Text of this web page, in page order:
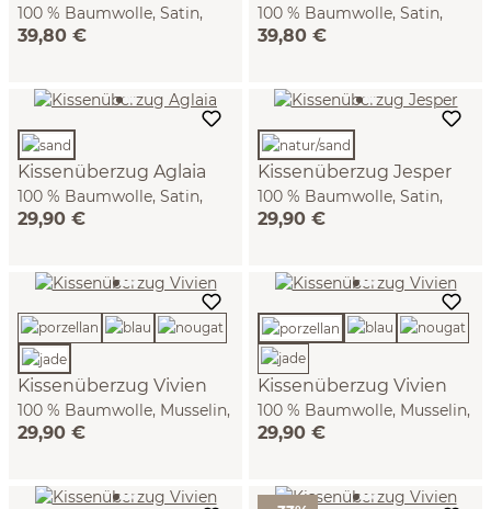
100 % Baumwolle, Satin,
GOTS (nougat, 40 x 60 cm)
39,80 €
100 % Baumwolle, Satin,
GOTS (indigo, 40 x 60 cm)
39,80 €
Kissenüberzug Aglaia
100 % Baumwolle, Satin,
GOTS (sand, 40 x 60 cm)
29,90 €
Kissenüberzug Jesper
100 % Baumwolle, Satin,
GOTS (natur/sand, 40 x 60
29,90 €
Kissenüberzug Vivien
100 % Baumwolle, Musselin,
GOTS (jade, 40 x 60 cm)
29,90 €
Kissenüberzug Vivien
100 % Baumwolle, Musselin,
GOTS (porzellan, 40 x 60
29,90 €